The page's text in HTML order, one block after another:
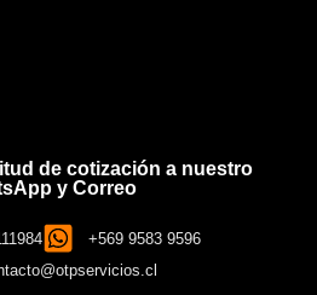
de cotización a nuestro
y Correo
+569 9583 9596